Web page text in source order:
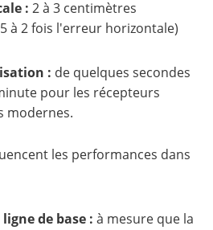
: 2 à 3 centimètres
à 2 fois l'erreur horizontale)
: de quelques secondes
pour les récepteurs
modernes.
les performances dans
de base : à mesure que la